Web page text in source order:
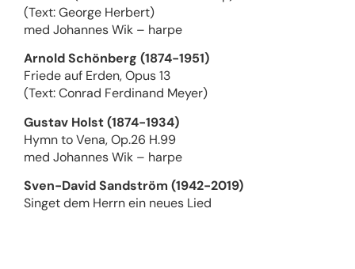
(Text: George Herbert)
med Johannes Wik – harpe
Arnold Schönberg (1874-1951)
Friede auf Erden, Opus 13
(Text: Conrad Ferdinand Meyer)
Gustav Holst (1874-1934)
Hymn to Vena, Op.26 H.99
med Johannes Wik – harpe
Sven-David Sandström (1942-2019)
Singet dem Herrn ein neues Lied